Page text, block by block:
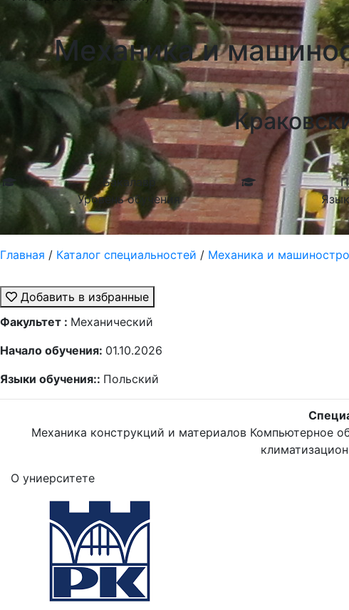
Механика и
Бакалавр
Уровень обучения
Главная / Каталог специальностей / Механика и
Добавить в избранные
Факультет : Механический
Начало обучения: 01.10.2026
Языки обучения:: Польский
Механика конструкций и материалов Компьютерное
О униерситете